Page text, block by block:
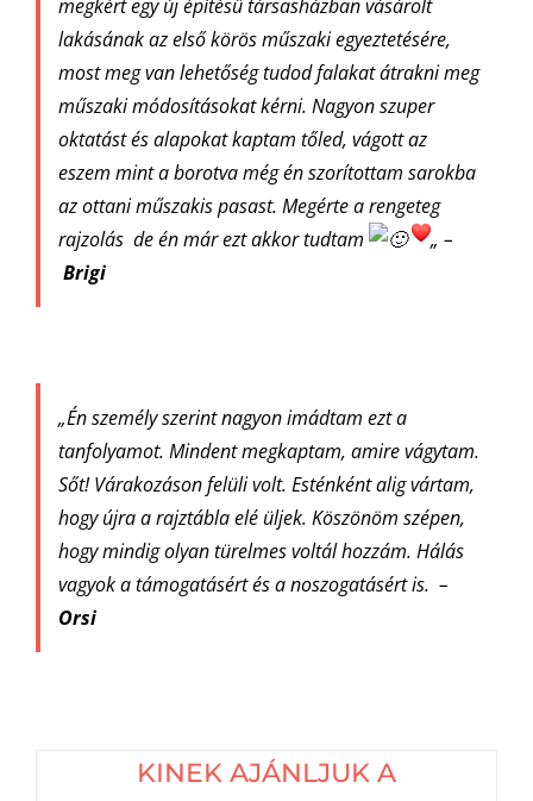
megkért egy új építésű társasházban vásárolt
lakásának az első körös műszaki egyeztetésére,
most meg van lehetőség tudod falakat átrakni meg
műszaki módosításokat kérni. Nagyon szuper
oktatást és alapokat kaptam tőled, vágott az
eszem mint a borotva még én szorítottam sarokba
az ottani műszakis pasast. Megérte a rengeteg
rajzolás de én már ezt akkor tudtam
„ –
Brigi
„Én személy szerint nagyon imádtam ezt a
tanfolyamot. Mindent megkaptam, amire vágytam.
Sőt! Várakozáson felüli volt. Esténként alig vártam,
hogy újra a rajztábla elé üljek. Köszönöm szépen,
hogy mindig olyan türelmes voltál hozzám. Hálás
vagyok a támogatásért és a noszogatásért is. –
Orsi
KINEK AJÁNLJUK A